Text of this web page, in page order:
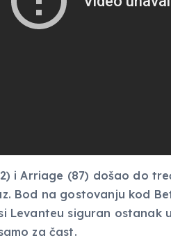
i Arriage (87) došao do
Bod na gostovanju kod
Levanteu siguran ostanak
za čast.